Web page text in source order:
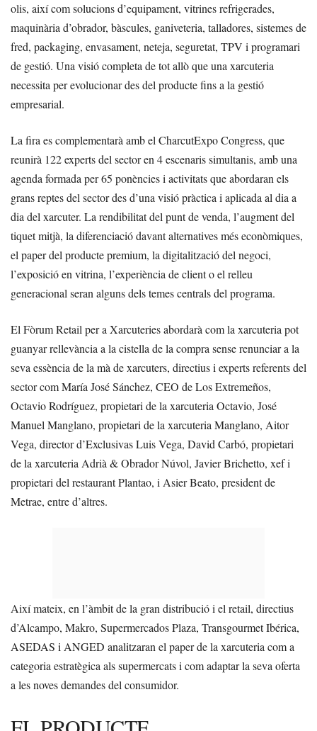
olis, així com solucions d’equipament, vitrines refrigerades,
maquinària d’obrador, bàscules, ganiveteria, talladores, sistemes de
fred, packaging, envasament, neteja, seguretat, TPV i programari
de gestió. Una visió completa de tot allò que una xarcuteria
necessita per evolucionar des del producte fins a la gestió
empresarial.
La fira es complementarà amb el CharcutExpo Congress, que
reunirà 122 experts del sector en 4 escenaris simultanis, amb una
agenda formada per 65 ponències i activitats que abordaran els
grans reptes del sector des d’una visió pràctica i aplicada al dia a
dia del xarcuter. La rendibilitat del punt de venda, l’augment del
tiquet mitjà, la diferenciació davant alternatives més econòmiques,
el paper del producte premium, la digitalització del negoci,
l’exposició en vitrina, l’experiència de client o el relleu
generacional seran alguns dels temes centrals del programa.
El Fòrum Retail per a Xarcuteries abordarà com la xarcuteria pot
guanyar rellevància a la cistella de la compra sense renunciar a la
seva essència de la mà de xarcuters, directius i experts referents del
sector com María José Sánchez, CEO de Los Extremeños,
Octavio Rodríguez, propietari de la xarcuteria Octavio, José
Manuel Manglano, propietari de la xarcuteria Manglano, Aitor
Vega, director d’Exclusivas Luis Vega, David Carbó, propietari
de la xarcuteria Adrià & Obrador Núvol, Javier Brichetto, xef i
propietari del restaurant Plantao, i Asier Beato, president de
Metrae, entre d’altres.
Així mateix, en l’àmbit de la gran distribució i el retail, directius
d’Alcampo, Makro, Supermercados Plaza, Transgourmet Ibérica,
ASEDAS i ANGED analitzaran el paper de la xarcuteria com a
categoria estratègica als supermercats i com adaptar la seva oferta
a les noves demandes del consumidor.